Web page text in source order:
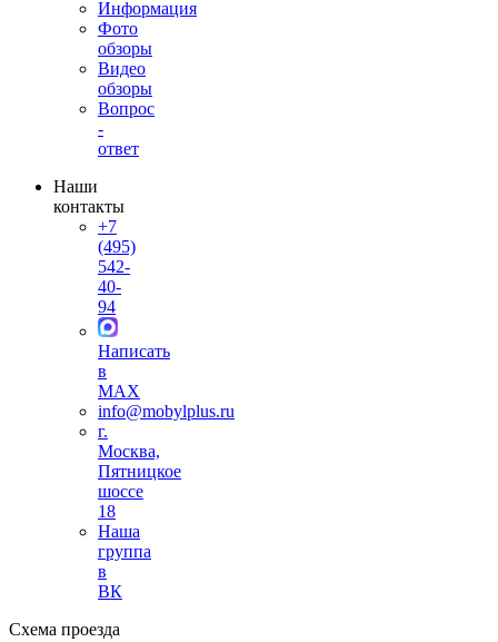
Информация
Фото
обзоры
Видео
обзоры
Вопрос
-
ответ
Наши
контакты
+7
(495)
542-
40-
94
Написать
в
MAX
info@mobylplus.ru
г.
Москва,
Пятницкое
шоссе
18
Наша
группа
в
ВК
Схема проезда